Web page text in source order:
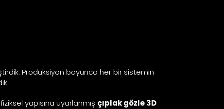
Prodüksiyon boyunca her bir sistemin
yapısına uyarlanmış çıplak gözle 3D